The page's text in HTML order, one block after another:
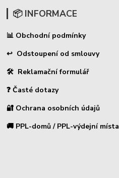
📦 INFORMACE
📊 Obchodní podmínky
↩ Odstoupení od smlouvy
🛠 Reklamační formulář
❓ Časté dotazy
🔐 Ochrana osobních údajů
🚚 PPL-domů / PPL-výdejní místa